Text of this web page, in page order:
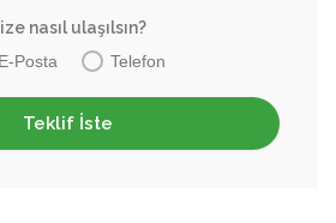
nasıl ulaşılsın?
E-Posta
Telefon